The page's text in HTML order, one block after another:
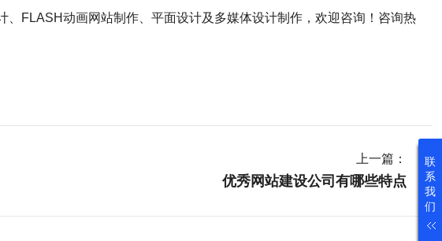
联
系
我
们
、FLASH动画网站制作、平面设计及多媒体设计制作，欢迎咨询！咨询热
上一篇：
优秀网站建设公司有哪些特点
